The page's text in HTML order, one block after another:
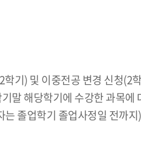
기) 및 이중전공 변경 신청
말 해당학기에 수강한 과목
졸업학기 졸업사정일 전까